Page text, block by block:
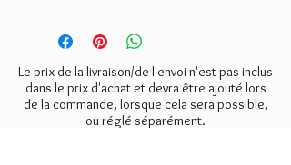
largeur 32cm
Merci de bien veiller à
sélectionner le tarif indiqué ci-
dessous lors de la commande.
- Mondial Relay:6€
- Colissimo:8€
- Retrait gratuit à l'atelier
Le prix de la livraison/de l'envoi n'est pas inclus
dans le prix d'achat et devra être ajouté lors
de la commande, lorsque cela sera possible,
ou réglé séparément.